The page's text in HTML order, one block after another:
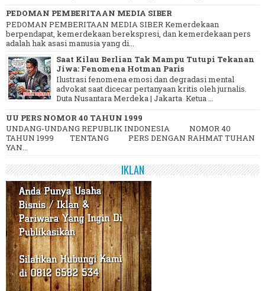
PEDOMAN PEMBERITAAN MEDIA SIBER
PEDOMAN PEMBERITAAN MEDIA SIBER Kemerdekaan
berpendapat, kemerdekaan berekspresi, dan kemerdekaan pers
adalah hak asasi manusia yang di...
Saat Kilau Berlian Tak Mampu Tutupi Tekanan
Jiwa: Fenomena Hotman Paris
Ilustrasi fenomena emosi dan degradasi mental
advokat saat dicecar pertanyaan kritis oleh jurnalis.
Duta Nusantara Merdeka | Jakarta Ketua ...
UU PERS NOMOR 40 TAHUN 1999
UNDANG-UNDANG REPUBLIK INDONESIA NOMOR 40
TAHUN 1999 TENTANG PERS DENGAN RAHMAT TUHAN
YAN...
IKLAN